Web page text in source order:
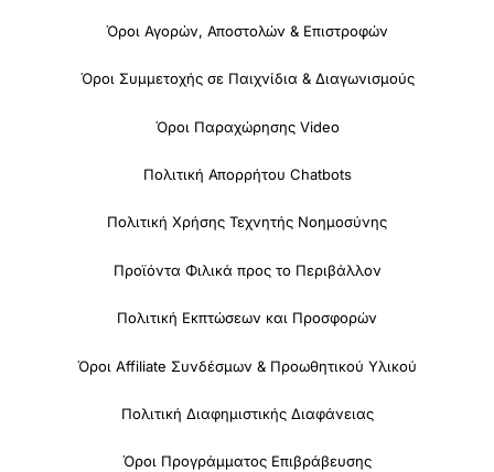
Όροι Αγορών, Αποστολών & Επιστροφών
Όροι Συμμετοχής σε Παιχνίδια & Διαγωνισμούς
Όροι Παραχώρησης Video
Πολιτική Απορρήτου Chatbots
Πολιτική Χρήσης Τεχνητής Νοημοσύνης
Προϊόντα Φιλικά προς το Περιβάλλον
Πολιτική Εκπτώσεων και Προσφορών
Όροι Affiliate Συνδέσμων & Προωθητικού Υλικού
Πολιτική Διαφημιστικής Διαφάνειας
Όροι Προγράμματος Επιβράβευσης